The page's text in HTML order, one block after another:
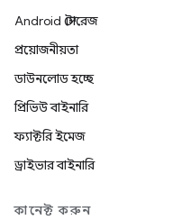
Android স্টোরেজ
প্রয়োজনীয়তা
ডাউনলোড হচ্ছে
প্রিভিউ বাইনারি
ফ্যাক্টরি ইমেজ
ড্রাইভার বাইনারি
কানেক্ট করুন